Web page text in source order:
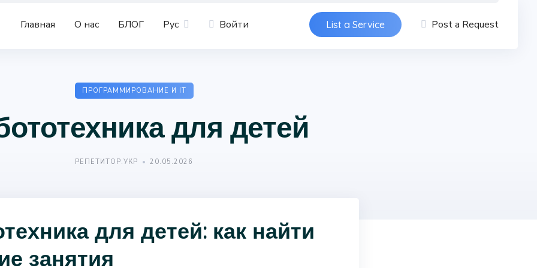
Главная О нас БЛОГ Рус Войти List a Service Post a Request
ПРОГРАММИРОВАНИЕ И IT
для детей
РЕПЕТИТОР.УКР 20.05.2026
для детей: как найти
занятия